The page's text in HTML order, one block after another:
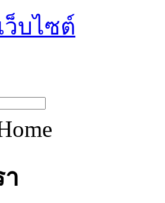
ว็บไซต์
า